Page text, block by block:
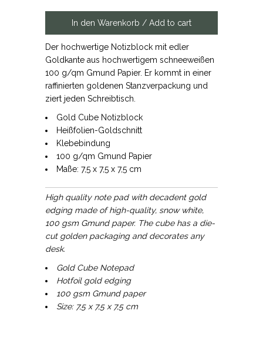
Der hochwertige Notizblock mit edler
Goldkante aus hochwertigem schneeweißen
100 g/qm Gmund Papier. Er kommt in einer
raffinierten goldenen Stanzverpackung und
ziert jeden Schreibtisch.
Gold Cube Notizblock
Heißfolien-Goldschnitt
Klebebindung
100 g/qm Gmund Papier
Maße: 7,5 x 7,5 x 7,5 cm
High quality note pad with decadent gold
edging made of high-quality, snow white,
100 gsm Gmund paper. The cube has a die-
cut golden packaging and decorates any
desk.
Gold Cube Notepad
Hotfoil gold edging
100 gsm Gmund paper
Size: 7,5 x 7,5 x 7,5 cm